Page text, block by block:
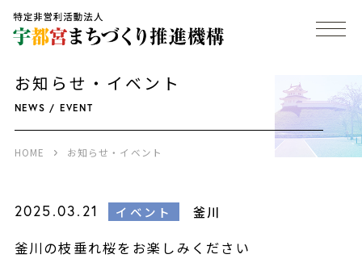
お知らせ・イベント
NEWS / EVENT
HOME お知らせ・イベント
2025.03.21 イベント 釜川
釜川の枝垂れ桜をお楽しみください